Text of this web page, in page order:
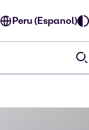
Peru (Espanol)